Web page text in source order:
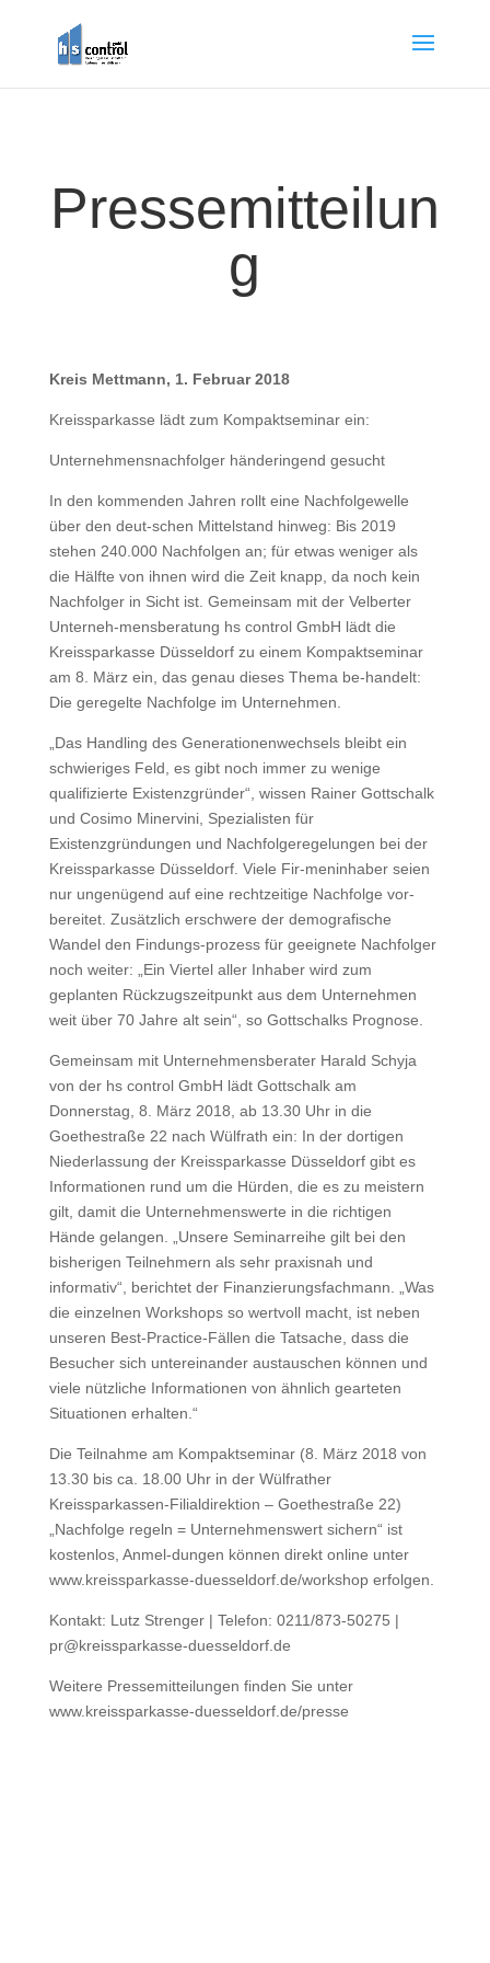
Pressemitteilun
g
Kreis Mettmann, 1. Februar 2018
Kreissparkasse lädt zum Kompaktseminar ein:
Unternehmensnachfolger händeringend gesucht
In den kommenden Jahren rollt eine Nachfolgewelle
über den deut-schen Mittelstand hinweg: Bis 2019
stehen 240.000 Nachfolgen an; für etwas weniger als
die Hälfte von ihnen wird die Zeit knapp, da noch kein
Nachfolger in Sicht ist. Gemeinsam mit der Velberter
Unterneh-mensberatung hs control GmbH lädt die
Kreissparkasse Düsseldorf zu einem Kompaktseminar
am 8. März ein, das genau dieses Thema be-handelt:
Die geregelte Nachfolge im Unternehmen.
„Das Handling des Generationenwechsels bleibt ein
schwieriges Feld, es gibt noch immer zu wenige
qualifizierte Existenzgründer“, wissen Rainer Gottschalk
und Cosimo Minervini, Spezialisten für
Existenzgründungen und Nachfolgeregelungen bei der
Kreissparkasse Düsseldorf. Viele Fir-meninhaber seien
nur ungenügend auf eine rechtzeitige Nachfolge vor-
bereitet. Zusätzlich erschwere der demografische
Wandel den Findungs-prozess für geeignete Nachfolger
noch weiter: „Ein Viertel aller Inhaber wird zum
geplanten Rückzugszeitpunkt aus dem Unternehmen
weit über 70 Jahre alt sein“, so Gottschalks Prognose.
Gemeinsam mit Unternehmensberater Harald Schyja
von der hs control GmbH lädt Gottschalk am
Donnerstag, 8. März 2018, ab 13.30 Uhr in die
Goethestraße 22 nach Wülfrath ein: In der dortigen
Niederlassung der Kreissparkasse Düsseldorf gibt es
Informationen rund um die Hürden, die es zu meistern
gilt, damit die Unternehmenswerte in die richtigen
Hände gelangen. „Unsere Seminarreihe gilt bei den
bisherigen Teilnehmern als sehr praxisnah und
informativ“, berichtet der Finanzierungsfachmann. „Was
die einzelnen Workshops so wertvoll macht, ist neben
unseren Best-Practice-Fällen die Tatsache, dass die
Besucher sich untereinander austauschen können und
viele nützliche Informationen von ähnlich gearteten
Situationen erhalten.“
Die Teilnahme am Kompaktseminar (8. März 2018 von
13.30 bis ca. 18.00 Uhr in der Wülfrather
Kreissparkassen-Filialdirektion – Goethestraße 22)
„Nachfolge regeln = Unternehmenswert sichern“ ist
kostenlos, Anmel-dungen können direkt online unter
www.kreissparkasse-duesseldorf.de/workshop erfolgen.
Kontakt: Lutz Strenger | Telefon: 0211/873-50275 |
pr@kreissparkasse-duesseldorf.de
Weitere Pressemitteilungen finden Sie unter
www.kreissparkasse-duesseldorf.de/presse